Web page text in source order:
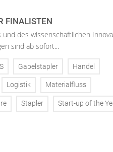
FINALISTEN
des wissenschaftlichen
sind ab sofort...
Gabelstapler Handel
Logistik Materialfluss
Stapler Start-up of the